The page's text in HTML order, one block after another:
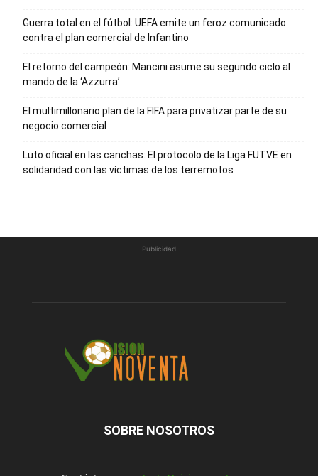
Guerra total en el fútbol: UEFA emite un feroz comunicado
contra el plan comercial de Infantino
El retorno del campeón: Mancini asume su segundo ciclo al
mando de la ‘Azzurra’
El multimillonario plan de la FIFA para privatizar parte de su
negocio comercial
Luto oficial en las canchas: El protocolo de la Liga FUTVE en
solidaridad con las víctimas de los terremotos
Publicidad
SOBRE NOSOTROS